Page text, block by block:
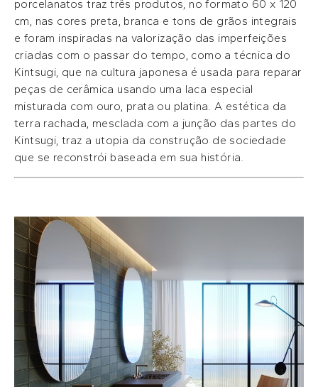
porcelanatos traz três produtos, no formato 60 x 120
cm, nas cores preta, branca e tons de grãos integrais
e foram inspiradas na valorização das imperfeições
criadas com o passar do tempo, como a técnica do
Kintsugi, que na cultura japonesa é usada para reparar
peças de cerâmica usando uma laca especial
misturada com ouro, prata ou platina. A estética da
terra rachada, mesclada com a junção das partes do
Kintsugi, traz a utopia da construção de sociedade
que se reconstrói baseada em sua história.